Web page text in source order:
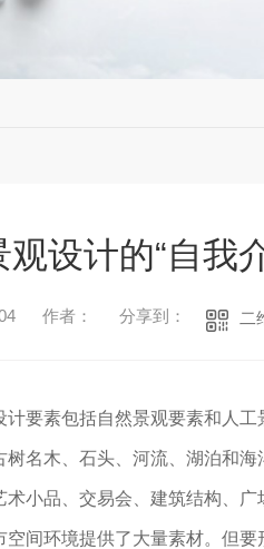
设计的“自我
作者： 分享到： 二
要素包括自然景观要素和人
名木、石头、河流、湖泊和海
小品、交易会、建筑结构、广
间环境提供了大量素材。但要